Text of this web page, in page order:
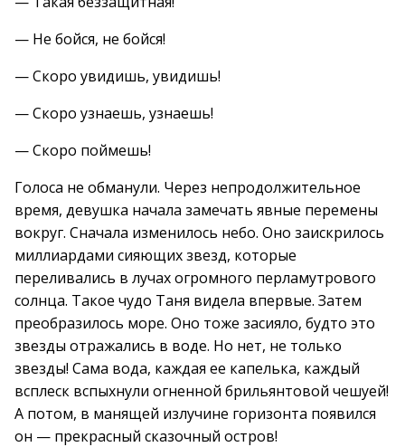
— Не бойся, не бойся!
— Скоро увидишь, увидишь!
— Скоро узнаешь, узнаешь!
— Скоро поймешь!
Голоса не обманули. Через непродолжительное
время, девушка начала замечать явные перемены
вокруг. Сначала изменилось небо. Оно заискрилось
миллиардами сияющих звезд, которые
переливались в лучах огромного перламутрового
солнца. Такое чудо Таня видела впервые. Затем
преобразилось море. Оно тоже засияло, будто это
звезды отражались в воде. Но нет, не только
звезды! Сама вода, каждая ее капелька, каждый
всплеск вспыхнули огненной брильянтовой чешуей!
А потом, в манящей излучине горизонта появился
он — прекрасный сказочный остров!